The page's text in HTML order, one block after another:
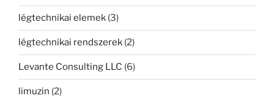
légtechnikai elemek (3)
légtechnikai rendszerek (2)
Levante Consulting LLC (6)
limuzin (2)